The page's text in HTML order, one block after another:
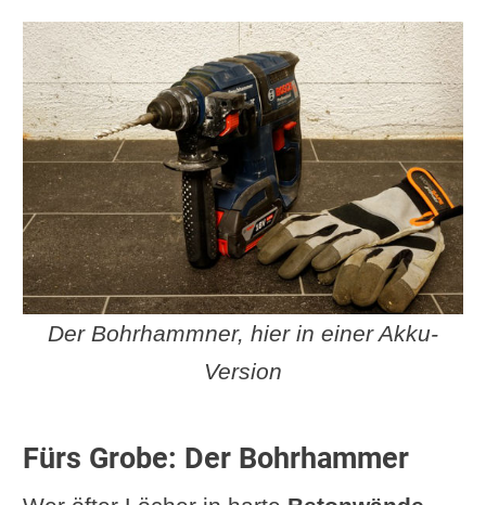
Der Bohrhammner, hier in einer Akku-
Version
Fürs Grobe: Der Bohrhammer